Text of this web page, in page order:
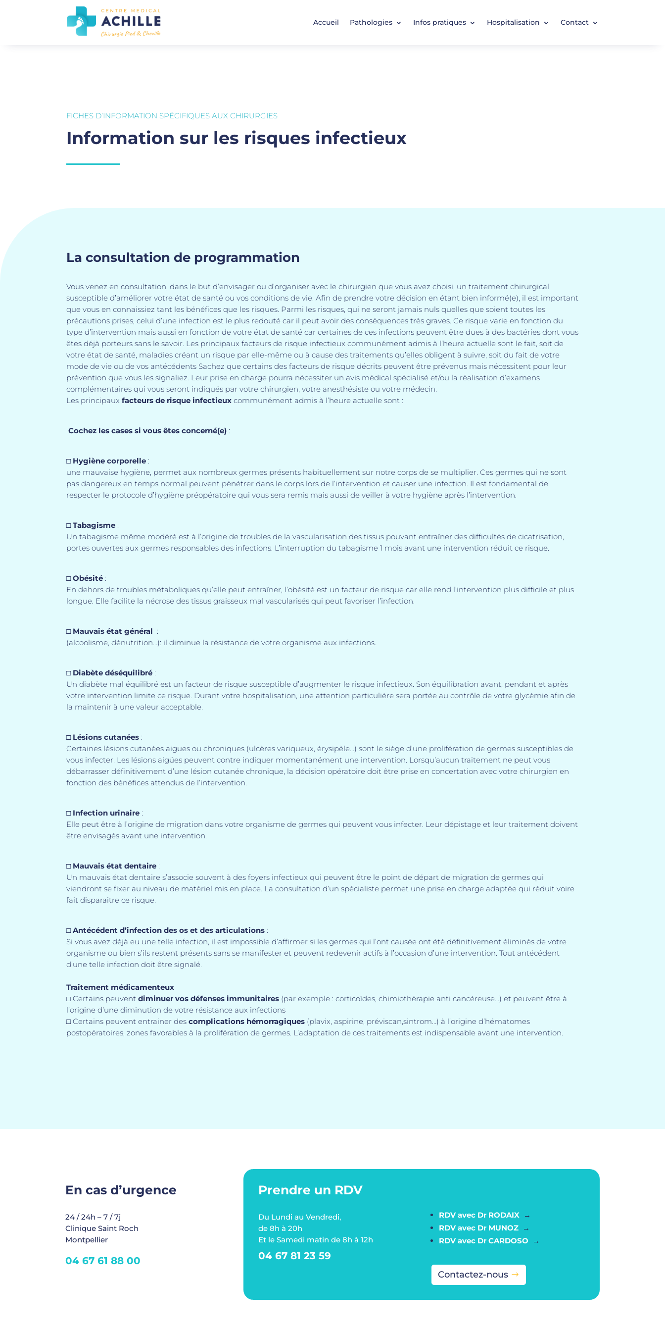
Accueil Pathologies Infos pratiques Hospitalisation Contact
FICHES D’INFORMATION SPÉCIFIQUES AUX CHIRURGIES
Information sur les risques infectieux
La consultation de programmation
Vous venez en consultation, dans le but d’envisager ou d’organiser avec le chirurgien que vous avez choisi, un traitement chirurgical
susceptible d’améliorer votre état de santé ou vos conditions de vie. Afin de prendre votre décision en étant bien informé(e), il est important
que vous en connaissiez tant les bénéfices que les risques. Parmi les risques, qui ne seront jamais nuls quelles que soient toutes les
précautions prises, celui d’une infection est le plus redouté car il peut avoir des conséquences très graves. Ce risque varie en fonction du
type d’intervention mais aussi en fonction de votre état de santé car certaines de ces infections peuvent être dues à des bactéries dont vous
êtes déjà porteurs sans le savoir. Les principaux facteurs de risque infectieux communément admis à l’heure actuelle sont le fait, soit de
votre état de santé, maladies créant un risque par elle-même ou à cause des traitements qu’elles obligent à suivre, soit du fait de votre
mode de vie ou de vos antécédents Sachez que certains des facteurs de risque décrits peuvent être prévenus mais nécessitent pour leur
prévention que vous les signaliez. Leur prise en charge pourra nécessiter un avis médical spécialisé et/ou la réalisation d’examens
complémentaires qui vous seront indiqués par votre chirurgien, votre anesthésiste ou votre médecin.
Les principauxfacteurs de risque infectieux communément admis à l’heure actuelle sont :
Cochez les cases si vous êtes concerné(e) :
□ Hygiène corporelle :
une mauvaise hygiène, permet aux nombreux germes présents habituellement sur notre corps de se multiplier. Ces germes qui ne sont
pas dangereux en temps normal peuvent pénétrer dans le corps lors de l’intervention et causer une infection. Il est fondamental de
respecter le protocole d’hygiène préopératoire qui vous sera remis mais aussi de veiller à votre hygiène après l’intervention.
□Tabagisme :
Un tabagisme même modéré est à l’origine de troubles de la vascularisation des tissus pouvant entraîner des difficultés de cicatrisation,
portes ouvertes aux germes responsables des infections. L’interruption du tabagisme 1 mois avant une intervention réduit ce risque.
□Obésité :
En dehors de troubles métaboliques qu’elle peut entraîner, l’obésité est un facteur de risque car elle rend l’intervention plus difficile et plus
longue. Elle facilite la nécrose des tissus graisseux mal vascularisés qui peut favoriser l’infection.
□ Mauvais état général :
(alcoolisme, dénutrition…): il diminue la résistance de votre organisme aux infections.
□ Diabète déséquilibré :
Un diabète mal équilibré est un facteur de risque susceptible d’augmenter le risque infectieux. Son équilibration avant, pendant et après
votre intervention limite ce risque. Durant votre hospitalisation, une attention particulière sera portée au contrôle de votre glycémie afin de
la maintenir à une valeur acceptable.
□ Lésions cutanées :
Certaines lésions cutanées aigues ou chroniques (ulcères variqueux, érysipèle…) sont le siège d’une prolifération de germes susceptibles de
vous infecter. Les lésions aigües peuvent contre indiquer momentanément une intervention. Lorsqu’aucun traitement ne peut vous
débarrasser définitivement d’une lésion cutanée chronique, la décision opératoire doit être prise en concertation avec votre chirurgien en
fonction des bénéfices attendus de l’intervention.
□ Infection urinaire :
Elle peut être à l’origine de migration dans votre organisme de germes qui peuvent vous infecter. Leur dépistage et leur traitement doivent
être envisagés avant une intervention.
□ Mauvais état dentaire :
Un mauvais état dentaire s’associe souvent à des foyers infectieux qui peuvent être le point de départ de migration de germes qui
viendront se fixer au niveau de matériel mis en place. La consultation d’un spécialiste permet une prise en charge adaptée qui réduit voire
fait disparaitre ce risque.
□Antécédent d’infection des os et des articulations :
Si vous avez déjà eu une telle infection, il est impossible d’affirmer si les germes qui l’ont causée ont été définitivement éliminés de votre
organisme ou bien s’ils restent présents sans se manifester et peuvent redevenir actifs à l’occasion d’une intervention. Tout antécédent
d’une telle infection doit être signalé.
Traitement médicamenteux
□ Certains peuventdiminuer vos défenses immunitaires (par exemple : corticoïdes, chimiothérapie anti cancéreuse…) et peuvent être à
l’origine d’une diminution de votre résistance aux infections
□ Certains peuvent entrainer descomplications hémorragiques (plavix, aspirine, préviscan,sintrom…) à l’origine d’hématomes
postopératoires, zones favorables à la prolifération de germes. L’adaptation de ces traitements est indispensable avant une intervention.
En cas d’urgence
24 / 24h – 7 / 7j
Clinique Saint Roch
Montpellier
04 67 61 88 00
Prendre un RDV
Du Lundi au Vendredi,
de 8h à 20h
Et le Samedi matin de 8h à 12h
04 67 81 23 59
RDV avec Dr RODAIX→
RDV avec Dr MUNOZ→
RDV avec Dr CARDOSO →
Contactez-nous